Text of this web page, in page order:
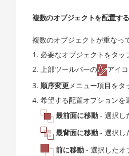
複数のオブジェクトを配置する
複数のオブジェクトが重なっ
必要なオブジェクトをタッ
上部ツールバーの
アイ
順序変更 メニュー項目をタ
希望する配置オプションを
最前面に移動 - 選択し
最背面に移動 - 選択し
前に移動 - 選択したオ